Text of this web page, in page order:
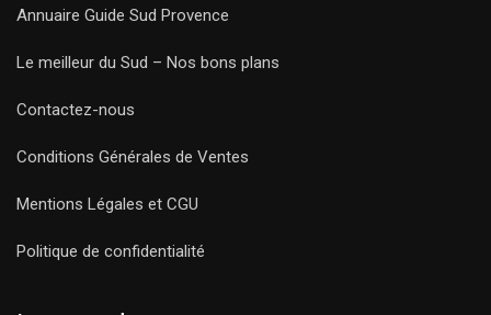
Annuaire Guide Sud Provence
Le meilleur du Sud – Nos bons plans
Contactez-nous
Conditions Générales de Ventes
Mentions Légales et CGU
Politique de confidentialité